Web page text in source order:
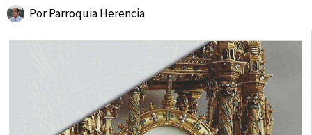
PorParroquia Herencia